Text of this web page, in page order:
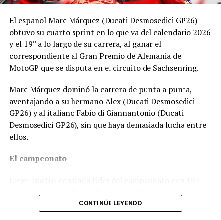
El español Marc Márquez (Ducati Desmosedici GP26)
obtuvo su cuarto sprint en lo que va del calendario 2026
y el 19° a lo largo de su carrera, al ganar el
correspondiente al Gran Premio de Alemania de
MotoGP que se disputa en el circuito de Sachsenring.
Marc Márquez dominó la carrera de punta a punta,
aventajando a su hermano Alex (Ducati Desmosedici
GP26) y al italiano Fabio di Giannantonio (Ducati
Desmosedici GP26), sin que haya demasiada lucha entre
ellos.
El campeonato
prueba, Fabio di Giannantonio (184), Ai Ogura (174), y
CONTINÚE LEYENDO